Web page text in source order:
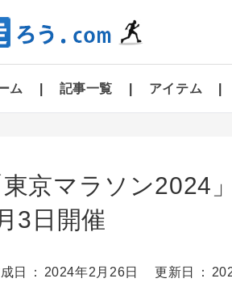
ム 記事一覧 アイテム
東京マラソン2024
3日開催
日 2024年2月26日 更新日